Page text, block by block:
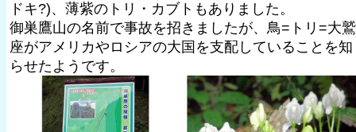
ドキ?)、薄紫のトリ・カブトもありました。
御巣鷹山の名前で事故を招きましたが、鳥=トリ=大鷲
座がアメリカやロシアの大国を支配していることを知
らせたようです。